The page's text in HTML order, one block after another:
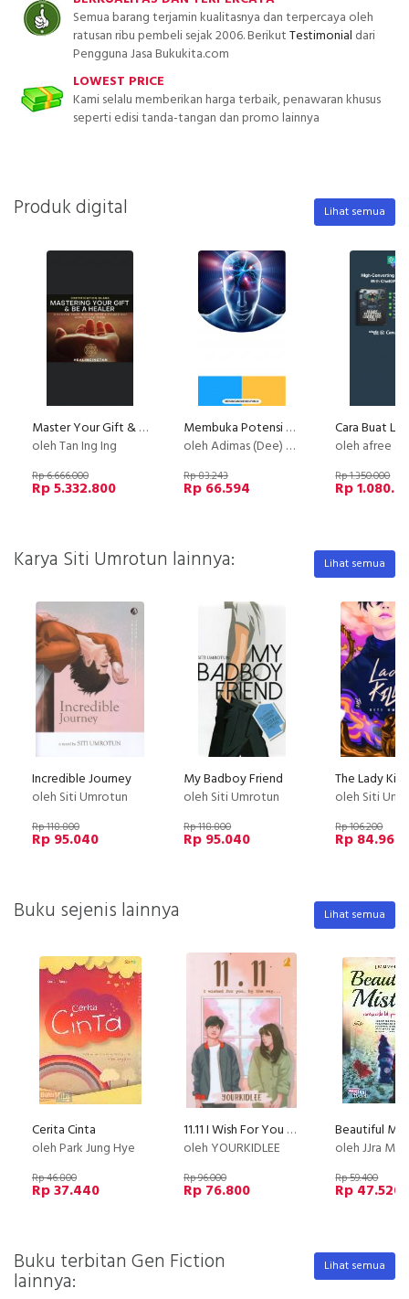
Semua barang terjamin kualitasnya dan terpercaya oleh
ratusan ribu pembeli sejak 2006. BerikutTestimonial dari
Pengguna Jasa Bukukita.com
LOWEST PRICE
Kami selalu memberikan harga terbaik, penawaran khusus
seperti edisi tanda-tangan dan promo lainnya
Produk digital Lihat semua
Master Your Gift & Be A Healer
oleh Tan Ing Ing
Rp 6.666.000
Rp 5.332.800
Membuka Potensi Diri melalui Kelenjar Pineal
oleh Adimas (Dee) Wirajayanagara (Lesmana)
Rp 83.243
Rp 66.594
oleh afree a
Rp 1.350.000
Rp
Karya Siti Umrotun lainnya: Lihat semua
Incredible Journey
oleh Siti Umrotun
Rp 118.800
Rp 95.040
My Badboy Friend
oleh Siti Umrotun
Rp 118.800
Rp 95.040
The Lady
oleh Siti
Rp 106.200
Rp 84.960
Buku sejenis lainnya Lihat semua
Cerita Cinta
oleh Park Jung Hye
Rp 46.800
Rp 37.440
11.11 I Wish For You By The Way
oleh YOURKIDLEE
Rp 96.000
Rp 76.800
oleh JJra
Rp 59.400
Rp 47.520
Buku terbitan Gen Fiction
lainnya:
Lihat semua